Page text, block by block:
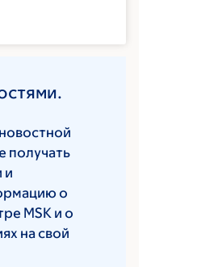
получать
и
о
MSK и о
на свой